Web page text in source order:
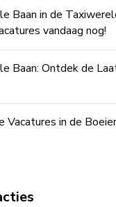
Baan in de
vandaag nog!
Baan: Ontdek de
Vacatures in de